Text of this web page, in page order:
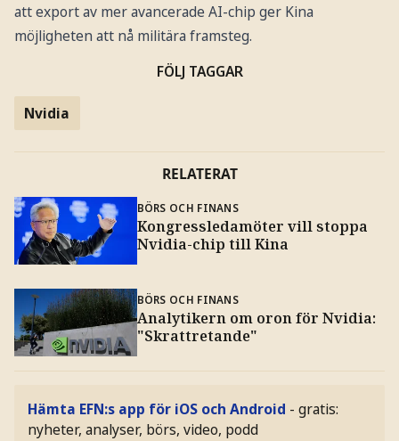
att export av mer avancerade AI-chip ger Kina
möjligheten att nå militära framsteg.
FÖLJ TAGGAR
Nvidia
RELATERAT
BÖRS OCH FINANS
Kongressledamöter vill stoppa
Nvidia-chip till Kina
BÖRS OCH FINANS
Analytikern om oron för Nvidia:
"Skrattretande"
Hämta EFN:s app för iOS och Android - gratis:
nyheter, analyser, börs, video, podd